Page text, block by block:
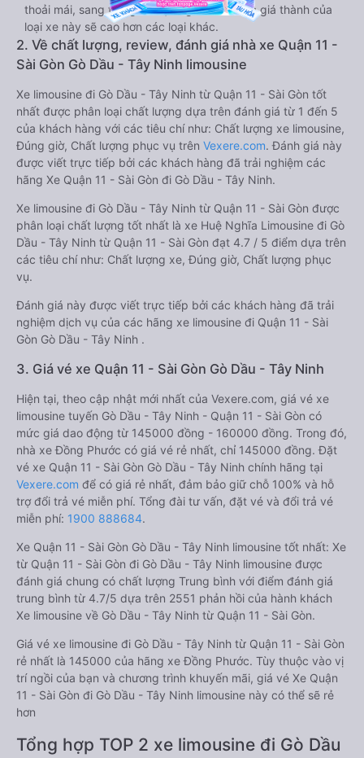
thoải mái, sang trọng và tiện nghi. Tất nhiên giá thành của
loại xe này sẽ cao hơn các loại khác.
2. Về chất lượng, review, đánh giá nhà xe Quận 11 -
Sài Gòn Gò Dầu - Tây Ninh limousine
Xe limousine đi Gò Dầu - Tây Ninh từ Quận 11 - Sài Gòn tốt
nhất được phân loại chất lượng dựa trên đánh giá từ 1 đến 5
của khách hàng với các tiêu chí như: Chất lượng xe limousine,
Đúng giờ, Chất lượng phục vụ trên Vexere.com. Đánh giá này
được viết trực tiếp bởi các khách hàng đã trải nghiệm các
hãng Xe Quận 11 - Sài Gòn đi Gò Dầu - Tây Ninh.
Xe limousine đi Gò Dầu - Tây Ninh từ Quận 11 - Sài Gòn được
phân loại chất lượng tốt nhất là xe Huệ Nghĩa Limousine đi Gò
Dầu - Tây Ninh từ Quận 11 - Sài Gòn đạt 4.7 / 5 điểm dựa trên
các tiêu chí như: Chất lượng xe, Đúng giờ, Chất lượng phục
vụ.
Đánh giá này được viết trực tiếp bởi các khách hàng đã trải
nghiệm dịch vụ của các hãng xe limousine đi Quận 11 - Sài
Gòn Gò Dầu - Tây Ninh .
3. Giá vé xe Quận 11 - Sài Gòn Gò Dầu - Tây Ninh
Hiện tại, theo cập nhật mới nhất của Vexere.com, giá vé xe
limousine tuyến Gò Dầu - Tây Ninh - Quận 11 - Sài Gòn có
mức giá dao động từ 145000 đồng - 160000 đồng. Trong đó,
nhà xe Đồng Phước có giá vé rẻ nhất, chỉ 145000 đồng. Đặt
vé xe Quận 11 - Sài Gòn Gò Dầu - Tây Ninh chính hãng tại
Vexere.com để có giá rẻ nhất, đảm bảo giữ chỗ 100% và hỗ
trợ đổi trả vé miễn phí. Tổng đài tư vấn, đặt vé và đổi trả vé
miễn phí: 1900 888684.
Xe Quận 11 - Sài Gòn Gò Dầu - Tây Ninh limousine tốt nhất: Xe
từ Quận 11 - Sài Gòn đi Gò Dầu - Tây Ninh limousine được
đánh giá chung có chất lượng Trung bình với điểm đánh giá
trung bình từ 4.7/5 dựa trên 2551 phản hồi của hành khách
Xe limousine về Gò Dầu - Tây Ninh từ Quận 11 - Sài Gòn.
Giá vé xe limousine đi Gò Dầu - Tây Ninh từ Quận 11 - Sài Gòn
rẻ nhất là 145000 của hãng xe Đồng Phước. Tùy thuộc vào vị
trí ngồi của bạn và chương trình khuyến mãi, giá vé Xe Quận
11 - Sài Gòn đi Gò Dầu - Tây Ninh limousine này có thể sẽ rẻ
hơn
Tổng hợp TOP 2 xe limousine đi Gò Dầu